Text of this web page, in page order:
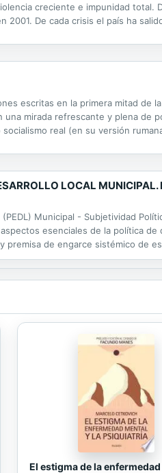
creciente e impunidad total.
2001. De cada crisis el país ha
escritas en la primera mitad de
mirada refrescante y plena de
real (en su versión
LOCAL
Municipal - Subjetividad
esenciales de la política
de engarce sistémico de
Municipal Local -...
El estigma de la